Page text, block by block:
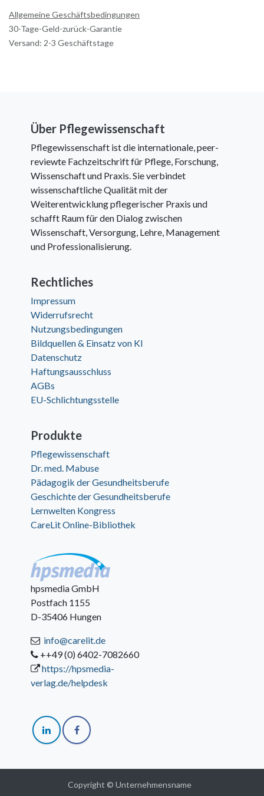
Allgemeine Geschäftsbedingungen
30-Tage-Geld-zurück-Garantie
Versand: 2-3 Geschäftstage
Über Pflegewissenschaft
Pflegewissenschaft ist die internationale, peer-
reviewte Fachzeitschrift für Pflege, Forschung,
Wissenschaft und Praxis. Sie verbindet
wissenschaftliche Qualität mit der
Weiterentwicklung pflegerischer Praxis und
schafft Raum für den Dialog zwischen
Wissenschaft, Versorgung, Lehre, Management
und Professionalisierung.
Rechtliches
Impressum
Widerrufsrecht
Nutzungsbedingungen
Bildquellen & Einsatz von KI
Datenschutz
Haftungsausschluss
AGBs
EU-Schlichtungsstelle
Produkte
Pflegewissenschaft
Dr. med. Mabuse
Pädagogik der Gesundheitsberufe
Geschichte der Gesundheitsberufe
Lernwelten Kongress
CareLit Online-Bibliothek
hpsmedia GmbH
Postfach 1155
D-35406 Hungen
info@carelit.de
++49 (0) 6402-7082660
https://hpsmedia-
verlag.de/helpdesk
Copyright © Unternehmensname